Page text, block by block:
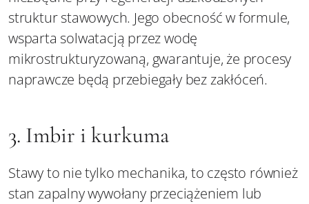
struktur stawowych. Jego obecność w formule,
wsparta solwatacją przez wodę
mikrostrukturyzowaną, gwarantuje, że procesy
naprawcze będą przebiegały bez zakłóceń.
3. Imbir i kurkuma
Stawy to nie tylko mechanika, to często również
stan zapalny wywołany przeciążeniem lub